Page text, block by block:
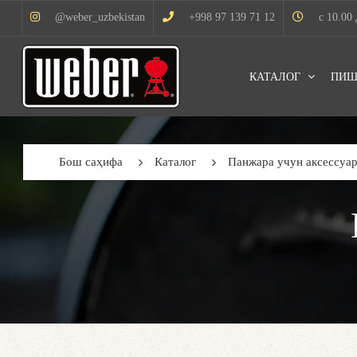
@weber_uzbekistan +998 97 139 71 12 с 10.00
КАТАЛОГ
Бош саҳифа Каталог Панжара учун